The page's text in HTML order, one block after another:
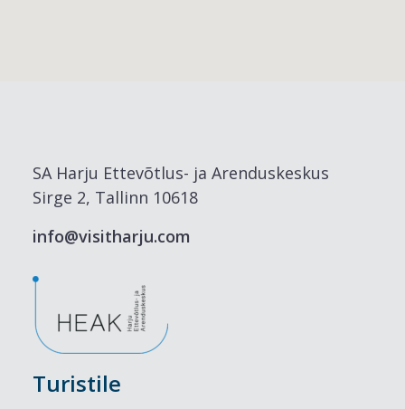
SA Harju Ettevõtlus- ja Arenduskeskus
Sirge 2, Tallinn 10618
info@visitharju.com
Turistile